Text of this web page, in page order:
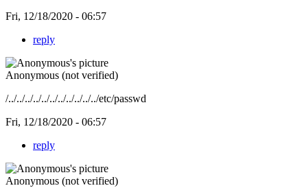
Fri, 12/18/2020 - 06:57
reply
Anonymous (not verified)
/../../../../../../../../../../../etc/passwd
Fri, 12/18/2020 - 06:57
reply
Anonymous (not verified)